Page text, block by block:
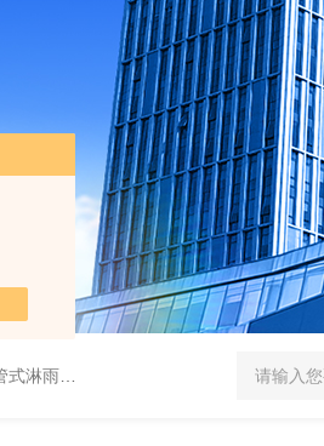
雨试验机 HT/SC-800砂尘试验机厂家